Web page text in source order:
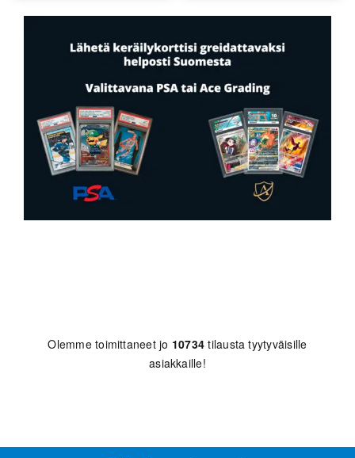
Olemme toimittaneet jo 10734 tilausta tyytyväisille
asiakkaille!